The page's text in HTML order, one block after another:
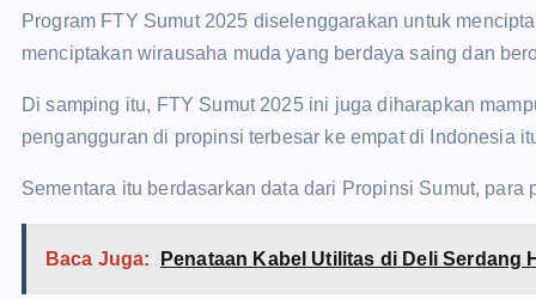
Program FTY Sumut 2025 diselenggarakan untuk
menciptakan wirausaha muda yang berdaya saing dan
Di samping itu, FTY Sumut 2025 ini juga diharapkan
pengangguran di propinsi terbesar ke empat di Indonesia
Sementara itu berdasarkan data dari Propinsi Sumut,
Baca Juga: Penataan Kabel Utilitas di Deli Serdang